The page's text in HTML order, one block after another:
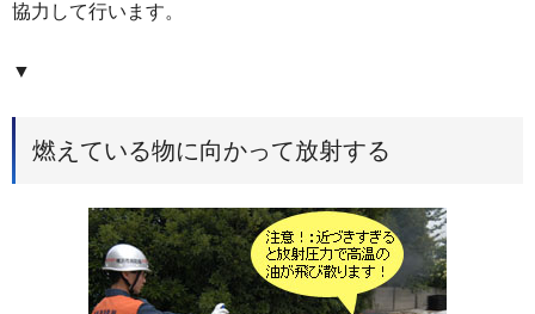
協力して行います。
▼
燃えている物に向かって放射する